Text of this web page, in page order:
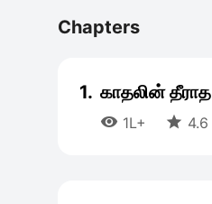
Chapters
1. காதலின்
 1L+  4.6